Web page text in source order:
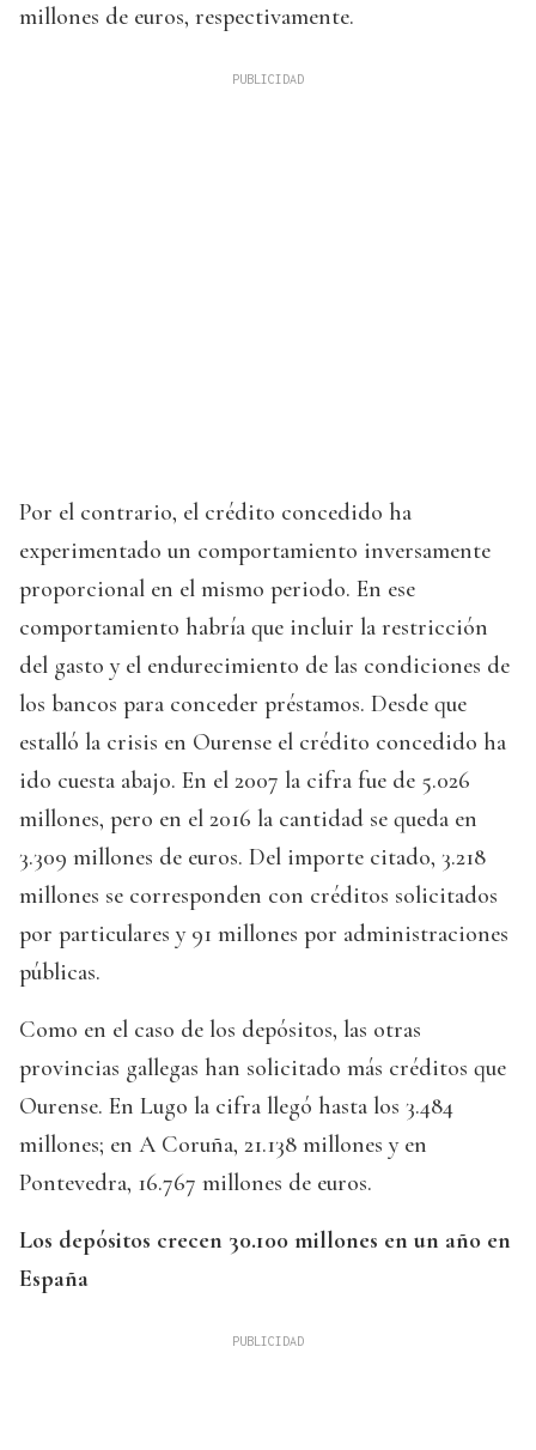
millones de euros, respectivamente.
Por el contrario, el crédito concedido ha
experimentado un comportamiento inversamente
proporcional en el mismo periodo. En ese
comportamiento habría que incluir la restricción
del gasto y el endurecimiento de las condiciones de
los bancos para conceder préstamos. Desde que
estalló la crisis en Ourense el crédito concedido ha
ido cuesta abajo. En el 2007 la cifra fue de 5.026
millones, pero en el 2016 la cantidad se queda en
3.309 millones de euros. Del importe citado, 3.218
millones se corresponden con créditos solicitados
por particulares y 91 millones por administraciones
públicas.
Como en el caso de los depósitos, las otras
provincias gallegas han solicitado más créditos que
Ourense. En Lugo la cifra llegó hasta los 3.484
millones; en A Coruña, 21.138 millones y en
Pontevedra, 16.767 millones de euros.
Los depósitos crecen 30.100 millones en un año en
España